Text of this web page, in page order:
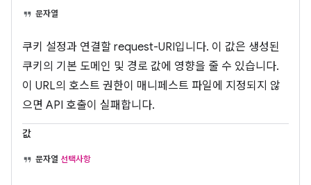
문자열
쿠키 설정과 연결할 request-URI입니다. 이 값은 생성된
쿠키의 기본 도메인 및 경로 값에 영향을 줄 수 있습니다.
이 URL의 호스트 권한이 매니페스트 파일에 지정되지 않
으면 API 호출이 실패합니다.
값
문자열 선택사항